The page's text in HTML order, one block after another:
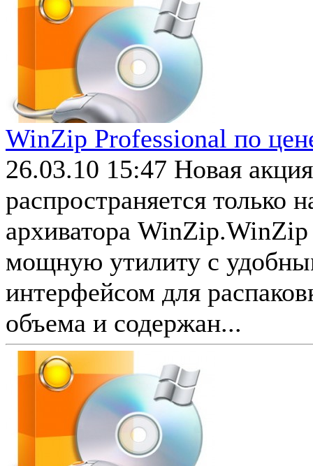
WinZip Professional по
26.03.10 15:47 Новая
распространяется только
архиватора WinZip.WinZip
мощную утилиту с
интерфейсом для
объема и содержан...